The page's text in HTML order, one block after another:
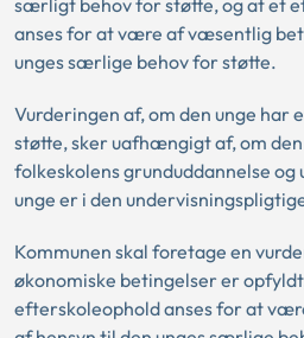
særligt behov for støtte, og at et
anses for at være af væsentlig
unges særlige behov for støtte.
Vurderingen af, om den unge
støtte, sker uafhængigt af, om
folkeskolens grunduddannelse
unge er i den
Kommunen skal foretage en
økonomiske betingelser er
efterskoleophold anses for at